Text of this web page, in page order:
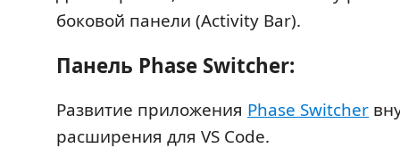
боковой панели (Activity Bar).
Панель Phase Switcher:
Развитие приложения Phase Switcher
расширения для VS Code.